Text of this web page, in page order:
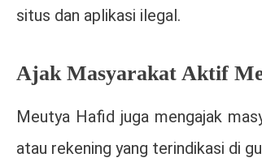
situs dan aplikasi ilegal.
Ajak Masyarakat Aktif
Meutya Hafid juga mengajak
atau rekening yang terindikasi di